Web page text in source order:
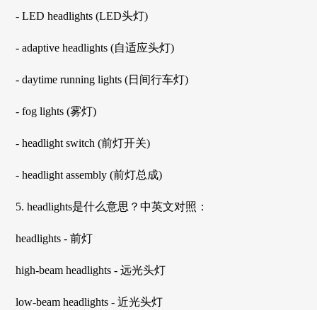
- LED headlights (LED头灯)
- adaptive headlights (自适应头灯)
- daytime running lights (日间行车灯)
- fog lights (雾灯)
- headlight switch (前灯开关)
- headlight assembly (前灯总成)
5. headlights是什么意思？中英文对照：
headlights - 前灯
high-beam headlights - 远光头灯
low-beam headlights - 近光头灯